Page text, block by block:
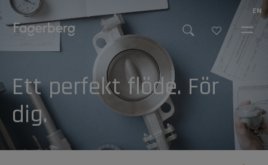
EN
Ett perfekt flöde. För
dig.